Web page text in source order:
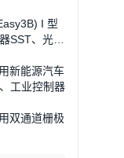
I 型
SST、光伏
新能源汽车
工业控制器
双通道栅极